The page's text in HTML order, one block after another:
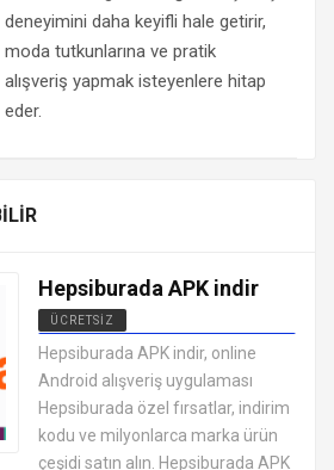
deneyimini daha keyifli hale getirir,
moda tutkunlarına ve pratik
alışveriş yapmak isteyenlere hitap
eder.
Hepsiburada APK indir
ÜCRETSIZ
ANDROID ALIŞVERIŞ
UYGULAMALARI APK
Hepsiburada APK indir, online
Android alışveriş uygulaması
Hepsiburada özel fırsatlar, indirim
kodu ve milyonlarca marka ürün
çeşidi satın alın. Hepsiburada APK